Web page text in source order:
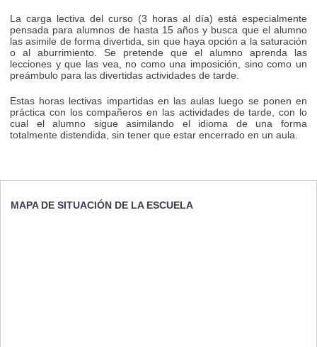
La carga lectiva del curso (3 horas al día) está especialmente
pensada para alumnos de hasta 15 años y busca que el alumno
las asimile de forma divertida, sin que haya opción a la saturación
o al aburrimiento. Se pretende que el alumno aprenda las
lecciones y que las vea, no como una imposición, sino como un
preámbulo para las divertidas actividades de tarde.
Estas horas lectivas impartidas en las aulas luego se ponen en
práctica con los compañeros en las actividades de tarde, con lo
cual el alumno sigue asimilando el idioma de una forma
totalmente distendida, sin tener que estar encerrado en un aula.
MAPA DE SITUACIÓN DE LA ESCUELA